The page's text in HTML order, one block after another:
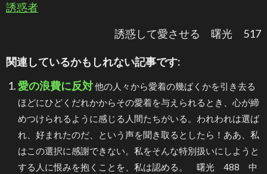
誘惑者
誘惑して愛させる 曙光 517
関連しているかもしれない記事です:
愛の浪費に反対他の人々から愛着の幾ばくかを引き去る
ほどにひどくだれかからその愛着を与えられるとき、心が締
めつけられるように感じる人間たちがいる。われわれは選ば
れ、好まれたのだ、という声を聞き取るとしたら！ああ、私
はこの選択に感謝できない。私をそんな特別扱いにしようと
する人に恨みを抱くことを、私は認める。 曙光 488 中